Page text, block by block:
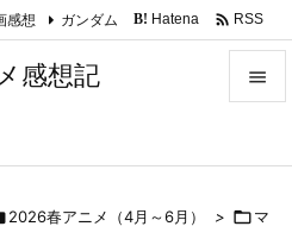
感想記 
サイド
感想 ガンダム B! Hatena  RSS
2026春アニメ（4月～6月） > マ